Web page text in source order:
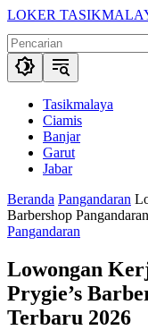
Langsung
konten
LOKER
Lowongan
Kerja
Tasikmalaya
SekitarnaTasikmalaya
Ciamis
Banjar
Garut
Jabar
Beranda Pangandaran
Barbershop
Pangandaran
Lowongan
Prygie’s
Terbaru 2026